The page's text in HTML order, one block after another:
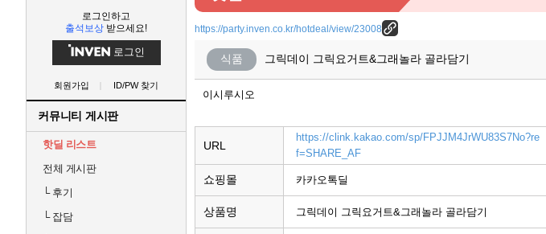
로그인하고
출석보상 받으세요!
로그인
회원가입 ID/PW 찾기
커뮤니티 게시판
핫딜 리스트
전체 게시판
└후기
└잡담
https://party.inven.co.kr/hotdeal/view/23008
식품 그릭데이 그릭요거트&그래놀라 골라담기
이시루시오
URL
https://clink.kakao.com/sp/FPJJM4JrWU83S7No?re
f=SHARE_AF
쇼핑몰 카카오톡딜
상품명 그릭데이 그릭요거트&그래놀라 골라담기